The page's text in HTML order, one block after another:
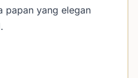
papan yang elegan